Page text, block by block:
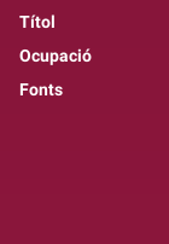
Títol
Ocupació
Fonts